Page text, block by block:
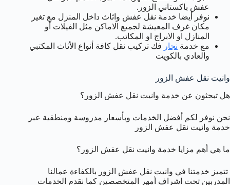
عفش باكستاني الزور.
نوفر أيضا خدمة نقل عفش واثاث داخل المنزل مع تغير
مكان غرف المعيشة لجميع الاماكن مثل الفيلات أو
المنازل او الابراج او المكاتب.
مع خدمة نجار فك تركيب نقل كافة أنواع الأثاث المكتبي
والعادي بالكويت
وانيت نقل عفش الزور
هل تبحثون عن خدمة وانيت نقل عفش الزور؟
نحن نوفر لكم أفضل الخدمات وبأسعار مدروسة ومنطقية عبر
خدمة وانيت نقل عفش الزور
ما هي أهم مزايا خدمة وانيت نقل عفش الزور؟
تتميز خدمتنا في وانيت نقل عفش الزور بالكفاءة عمالنا
المدربين تحت اشراف أمهر المتخصصين كما نقدم الخدمات